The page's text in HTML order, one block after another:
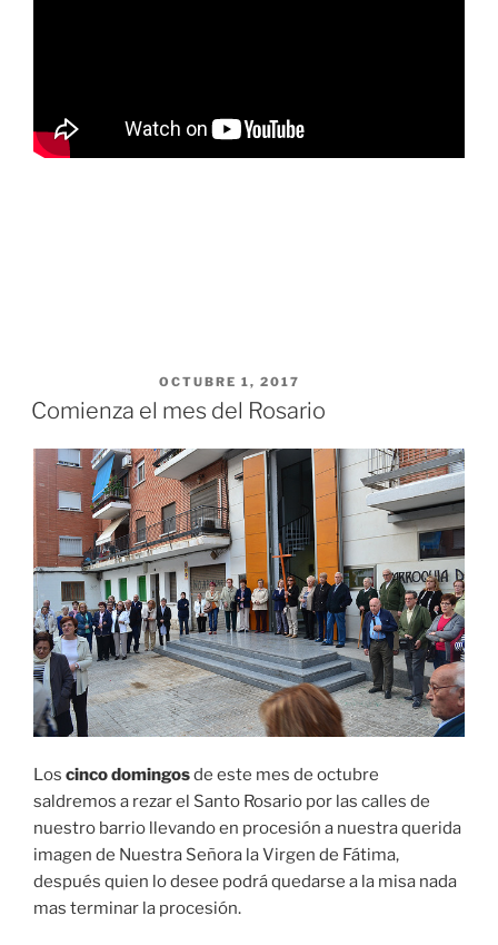
OCTUBRE 1, 2017
Comienza el mes del Rosario
Los cinco domingosde este mes de octubre
saldremos a rezar el Santo Rosario por las calles de
nuestro barrio llevando en procesión a nuestra querida
imagen de Nuestra Señora la Virgen de Fátima,
después quien lo desee podrá quedarse a la misa nada
mas terminar la procesión.